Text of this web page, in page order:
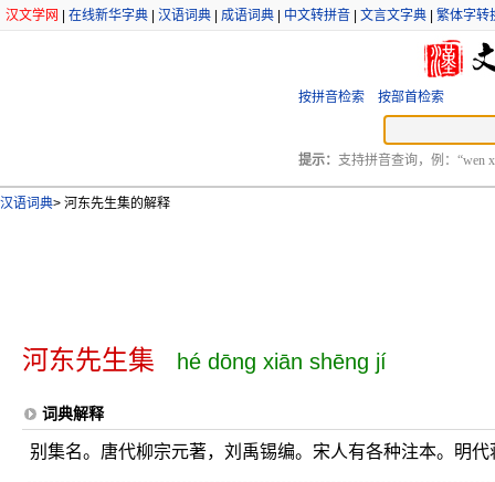
汉文学网 在线新华字典 汉语词典 成语词典 中文转拼音 文言文字典 繁体字转
按拼音检索 按部首检索
提示： 支持拼音查询，例：“wen
汉语词典> 河东先生集的解释
河东先生集 hé dōng xiān shēng jí
词典解释
别集名。唐代柳宗元著，刘禹锡编。宋人有各种注本。明